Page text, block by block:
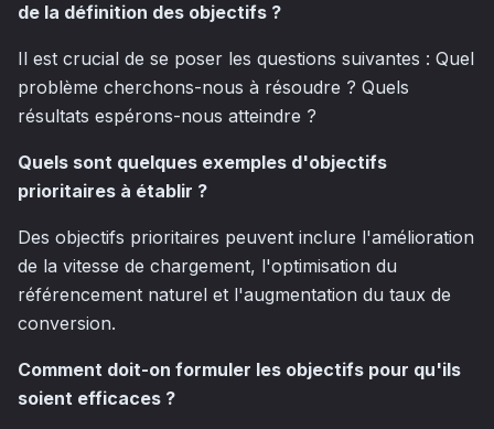
de la définition des objectifs ?
Il est crucial de se poser les questions suivantes : Quel
problème cherchons-nous à résoudre ? Quels
résultats espérons-nous atteindre ?
Quels sont quelques exemples d'objectifs
prioritaires à établir ?
Des objectifs prioritaires peuvent inclure l'amélioration
de la vitesse de chargement, l'optimisation du
référencement naturel et l'augmentation du taux de
conversion.
Comment doit-on formuler les objectifs pour qu'ils
soient efficaces ?